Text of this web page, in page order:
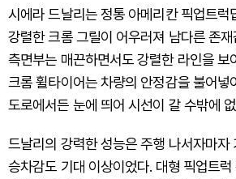
시에라 드날리는 정통 아메리칸 픽업트럭
강렬한 크롬 그릴이 어우러져 남다른 존
측면부는 매끈하면서도 강렬한 라인을 보
크롬 휠타이어는 차량의 안정감을 불어넣
도로에서든 눈에 띄어 시선이 갈 수밖에
드날리의 강력한 성능은 주행 나서자마자
승차감도 기대 이상이었다. 대형 픽업트